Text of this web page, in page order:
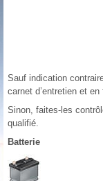
Sauf indication
carnet d’entretien et
Sinon, faites-les
qualifié.
Batterie